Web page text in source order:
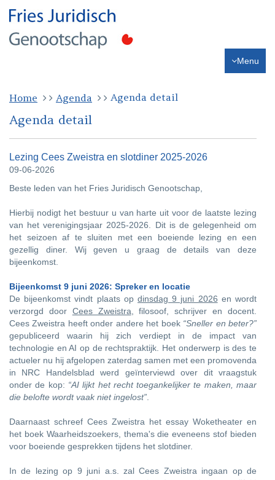
Menu
Home Agenda Agenda detail
Agenda detail
Lezing Cees Zweistra en slotdiner 2025-2026
09-06-2026
Beste leden van het Fries Juridisch Genootschap,
Hierbij nodigt het bestuur u van harte uit voor de laatste lezing
van het verenigingsjaar 2025-2026. Dit is de gelegenheid om
het seizoen af te sluiten met een boeiende lezing en een
gezellig diner. Wij geven u graag de details van deze
bijeenkomst.
Bijeenkomst 9 juni 2026: Spreker en locatie
De bijeenkomst vindt plaats op dinsdag 9 juni 2026 en wordt
verzorgd door Cees Zweistra , filosoof, schrijver en docent.
Cees Zweistra heeft onder andere het boek “Sneller en beter?”
gepubliceerd waarin hij zich verdiept in de impact van
technologie en AI op de rechtspraktijk. Het onderwerp is des te
actueler nu hij afgelopen zaterdag samen met een promovenda
in NRC Handelsblad werd geïnterviewd over dit vraagstuk
onder de kop: “AI lijkt het recht toegankelijker te maken, maar
die belofte wordt vaak niet ingelost”
Daarnaast schreef Cees Zweistra het essay Woketheater en
het boek Waarheidszoekers, thema's die eveneens stof bieden
voor boeiende gesprekken tijdens het slotdiner.
In de lezing op 9 juni a.s. zal Cees Zweistra ingaan op de